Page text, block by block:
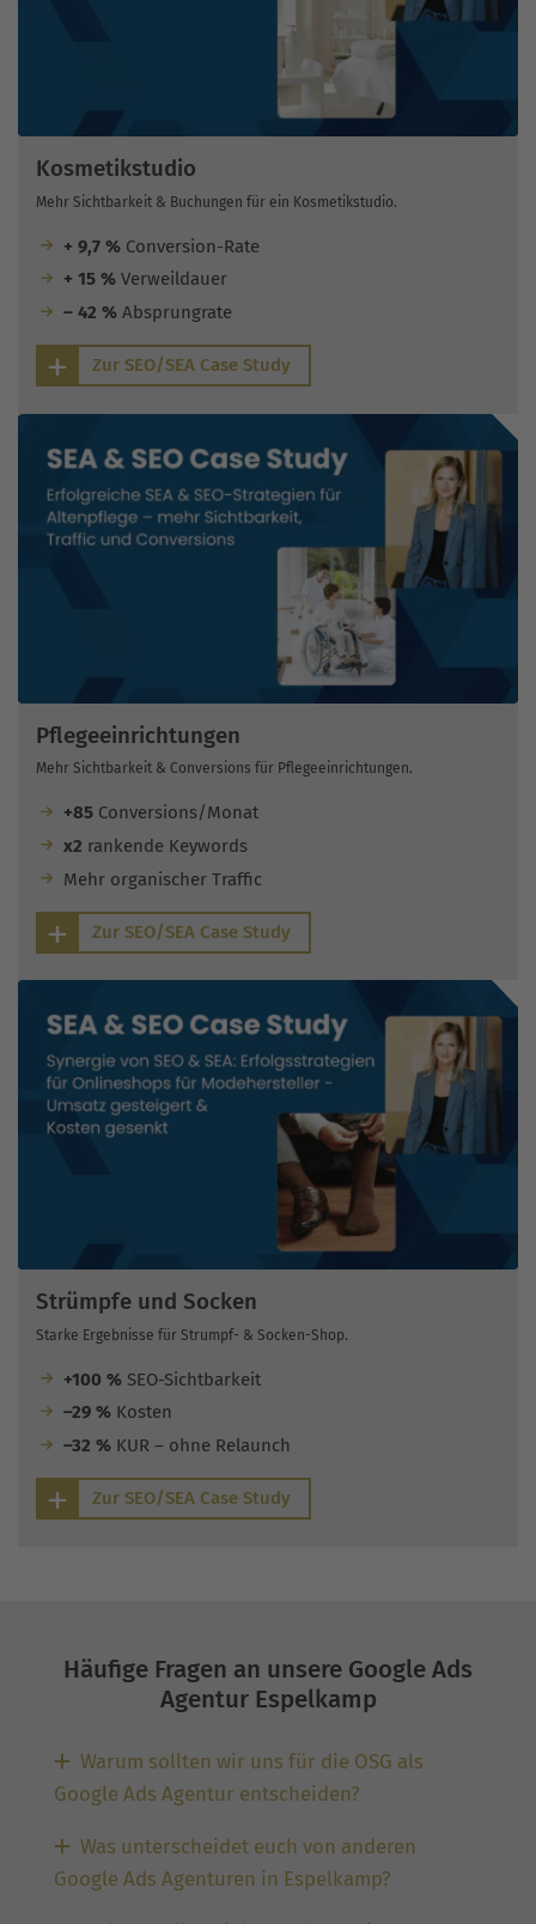
Kosmetikstudio
Mehr Sichtbarkeit & Buchungen für ein Kosmetikstudio.
+ 9,7 % Conversion-Rate
+ 15 % Verweildauer
– 42 % Absprungrate
Zur SEO/SEA Case Study
Pflegeeinrichtungen
Mehr Sichtbarkeit & Conversions für Pflegeeinrichtungen.
+85Conversions/Monat
x2 rankende Keywords
Mehr organischer Traffic
Zur SEO/SEA Case Study
Strümpfe und Socken
Starke Ergebnisse für Strumpf- & Socken-Shop.
+100 %SEO-Sichtbarkeit
–29 %Kosten
–32 %KUR – ohne Relaunch
Zur SEO/SEA Case Study
Häufige Fragen an unsere Google Ads
Agentur Espelkamp
Warum sollten wir uns für die OSG als
Google Ads Agentur entscheiden?
Was unterscheidet euch von anderen
Google Ads Agenturen in Espelkamp?